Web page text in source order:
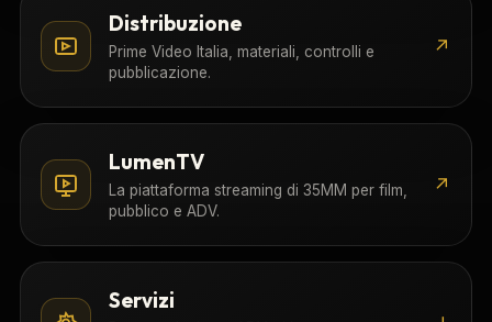
Distribuzione
Prime Video Italia, materiali, controlli e
pubblicazione.
↗
LumenTV
La piattaforma streaming di 35MM per film,
pubblico e ADV.
↗
Servizi